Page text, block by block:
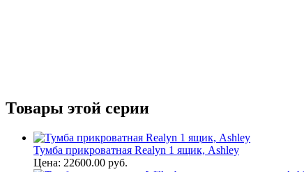
Товары этой серии
Тумба прикроватная Realyn 1 ящик, Ashley
Цена: 22600.00 руб.